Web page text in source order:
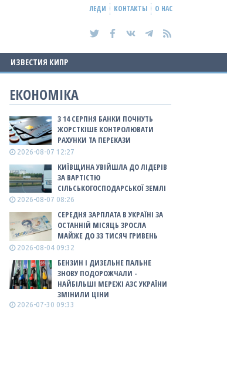
ЛЕДИ КОНТАКТЫ О НАС
ИЗВЕСТИЯ КИПР
ЕКОНОМІКА
З 14 СЕРПНЯ БАНКИ ПОЧНУТЬ
ЖОРСТКІШЕ КОНТРОЛЮВАТИ
РАХУНКИ ТА ПЕРЕКАЗИ
2026-08-07 12:27
КИЇВЩИНА УВІЙШЛА ДО ЛІДЕРІВ
ЗА ВАРТІСТЮ
СІЛЬСЬКОГОСПОДАРСЬКОЇ ЗЕМЛІ
2026-08-07 08:26
СЕРЕДНЯ ЗАРПЛАТА В УКРАЇНІ ЗА
ОСТАННІЙ МІСЯЦЬ ЗРОСЛА
МАЙЖЕ ДО 33 ТИСЯЧ ГРИВЕНЬ
2026-08-04 09:32
БЕНЗИН І ДИЗЕЛЬНЕ ПАЛЬНЕ
ЗНОВУ ПОДОРОЖЧАЛИ -
НАЙБІЛЬШІ МЕРЕЖІ АЗС УКРАЇНИ
ЗМІНИЛИ ЦІНИ
2026-07-30 09:33